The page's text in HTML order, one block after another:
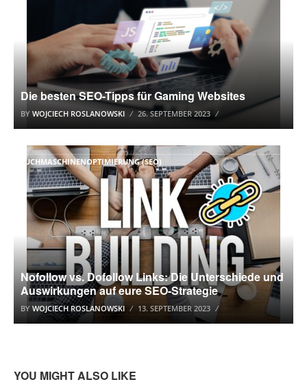
Die besten SEO-Tipps für Gaming Websites
BY WOJCIECH ROSLANOWSKI 26. SEPTEMBER 2023
SUCHMASCHINENOPTIMIERUNG (SEO)
Nofollow vs. Dofollow Links: Die Unterschiede und
Auswirkungen auf eure SEO-Strategie
BY WOJCIECH ROSLANOWSKI 13. SEPTEMBER 2023
YOU MIGHT ALSO LIKE